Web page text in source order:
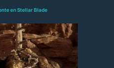
en Stellar Blade